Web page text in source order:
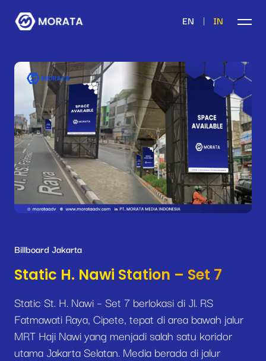
EN | IN
Billboard Jakarta
Static H. Nawi Station – Set 7
Static St. H. Nawi – Set 7 berlokasi di Jl. RS
Fatmawati Raya, Cipete, tepat di area bawah jalur
MRT Haji Nawi yang menjadi salah satu koridor
utama Jakarta Selatan. Media berada di jalur